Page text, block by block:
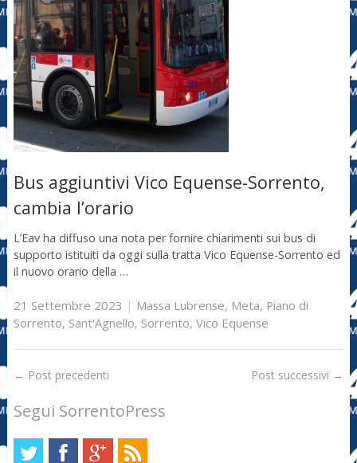
Bus aggiuntivi Vico Equense-Sorrento,
cambia l’orario
L’Eav ha diffuso una nota per fornire chiarimenti sui bus di
supporto istituiti da oggi sulla tratta Vico Equense-Sorrento ed
il nuovo orario della …
21 Settembre 2023 | Massa Lubrense, Meta, Piano di
Sorrento, Sant'Agnello, Sorrento, Vico Equense
← Post precedenti Post successivi →
Segui SorrentoPress